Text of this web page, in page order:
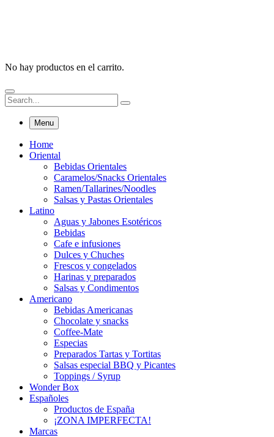
No hay productos en el carrito.
Menu
Home
Oriental
Bebidas Orientales
Caramelos/Snacks Orientales
Ramen/Tallarines/Noodles
Salsas y Pastas Orientales
Latino
Aguas y Jabones Esotéricos
Bebidas
Cafe e infusiones
Dulces y Chuches
Frescos y congelados
Harinas y preparados
Salsas y Condimentos
Americano
Bebidas Americanas
Chocolate y snacks
Coffee-Mate
Especias
Preparados Tartas y Tortitas
Salsas especial BBQ y Picantes
Toppings / Syrup
Wonder Box
Españoles
Productos de España
¡ZONA IMPERFECTA!
Marcas